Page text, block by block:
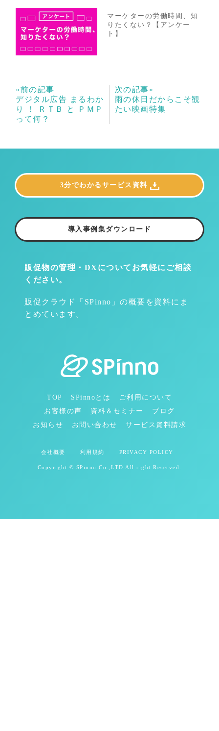
マーケターの労働時間、知
りたくない？【アンケー
ト】
«前の記事
デジタル広告 まるわか
り ！ ＲＴＢ と ＰＭＰ
って何？
次の記事»
雨の休日だからこそ観
たい映画特集
販促物の管理・DXについて お気軽にご相談
ください。
販促クラウド「SPinno」の概要を資料にま
とめています。
3分でわかるサービス資料
導入事例集ダウンロード
TOP SPinnoとは
ご利用について
お客様の声
資料＆セミナー
ブログ
お知らせ
お問い合わせ サービス資料請求
会社概要 利用規約 PRIVACY POLICY
Copyright © SPinno Co.,LTD All right Reserved.